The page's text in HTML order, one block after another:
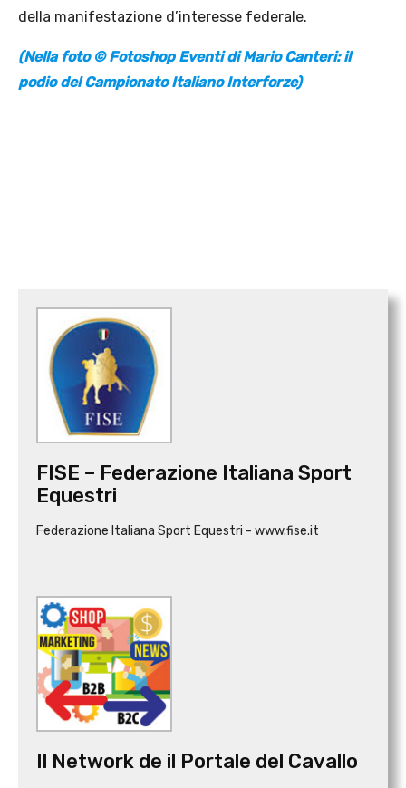
della manifestazione d’interesse federale.
(Nella foto © Fotoshop Eventi di Mario Canteri: il
podio del Campionato Italiano Interforze)
FISE – Federazione Italiana Sport
Equestri
Federazione Italiana Sport Equestri - www.fise.it
Il Network de il Portale del Cavallo